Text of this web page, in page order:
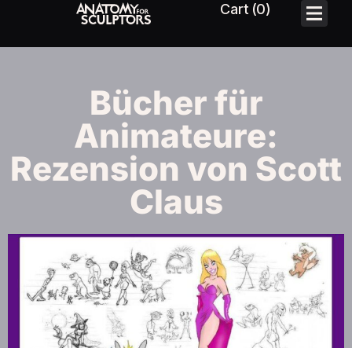
Bücher für
Animateure:
Rezension von Scott
Claus